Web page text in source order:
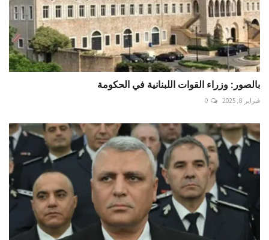
بالصور: وزراء القوات اللبنانية في الحكومة
فبراير 8, 2025 0